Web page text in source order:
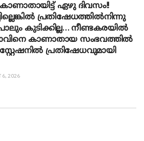
ഏഴു ദിവസം!!
പ്രതിഷേധത്തിൽനിന്നു
പോലും കുടിക്കില്ല… നീണ്ടകരയിൽ
കാണാതായ സംഭവത്തിൽ
പ്രതിഷേധവുമായി
6, 2026